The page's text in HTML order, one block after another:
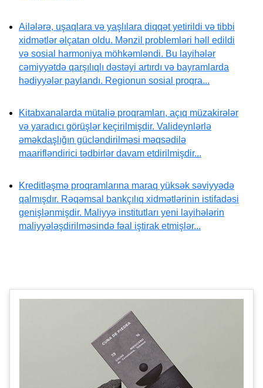
Ailələrə, uşaqlara və yaşlılara diqqət yetirildi və tibbi
xidmətlər əlçatan oldu. Mənzil problemləri həll edildi
və sosial harmoniya möhkəmləndi. Bu layihələr
cəmiyyətdə qarşılıqlı dəstəyi artırdı və bayramlarda
hədiyyələr paylandı. Regionun sosial proqra...
Kitabxanalarda mütaliə proqramları, açıq müzakirələr
və yaradıcı görüşlər keçirilmişdir. Valideynlərlə
əməkdaşlığın gücləndirilməsi məqsədilə
maarifləndirici tədbirlər davam etdirilmişdir...
Kreditləşmə proqramlarına maraq yüksək səviyyədə
qalmışdır. Rəqəmsal bankçılıq xidmətlərinin istifadəsi
genişlənmişdir. Maliyyə institutları yeni layihələrin
maliyyələşdirilməsində fəal iştirak etmişlər...